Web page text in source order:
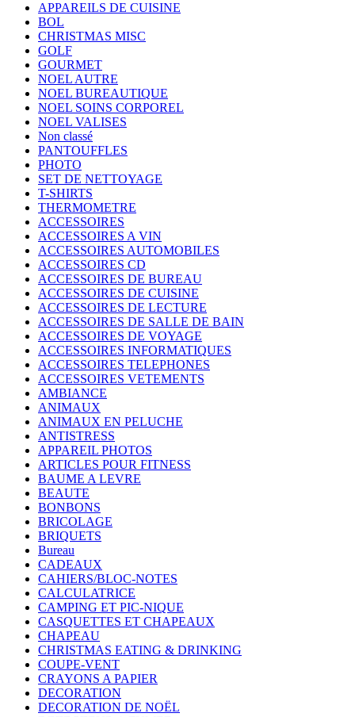
APPAREILS DE CUISINE
BOL
CHRISTMAS MISC
GOLF
GOURMET
NOEL AUTRE
NOEL BUREAUTIQUE
NOEL SOINS CORPOREL
NOEL VALISES
Non classé
PANTOUFFLES
PHOTO
SET DE NETTOYAGE
T-SHIRTS
THERMOMETRE
ACCESSOIRES
ACCESSOIRES A VIN
ACCESSOIRES AUTOMOBILES
ACCESSOIRES CD
ACCESSOIRES DE BUREAU
ACCESSOIRES DE CUISINE
ACCESSOIRES DE LECTURE
ACCESSOIRES DE SALLE DE BAIN
ACCESSOIRES DE VOYAGE
ACCESSOIRES INFORMATIQUES
ACCESSOIRES TELEPHONES
ACCESSOIRES VETEMENTS
AMBIANCE
ANIMAUX
ANIMAUX EN PELUCHE
ANTISTRESS
APPAREIL PHOTOS
ARTICLES POUR FITNESS
BAUME A LEVRE
BEAUTE
BONBONS
BRICOLAGE
BRIQUETS
Bureau
CADEAUX
CAHIERS/BLOC-NOTES
CALCULATRICE
CAMPING ET PIC-NIQUE
CASQUETTES ET CHAPEAUX
CHAPEAU
CHRISTMAS EATING & DRINKING
COUPE-VENT
CRAYONS A PAPIER
DECORATION
DECORATION DE NOËL